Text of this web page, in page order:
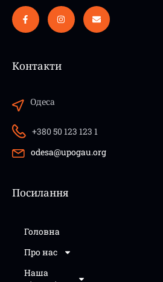
Контакти
Одеса
+380 50 123 123 1
odesa@upogau.org
Посилання
Головна
Про нас
Наша